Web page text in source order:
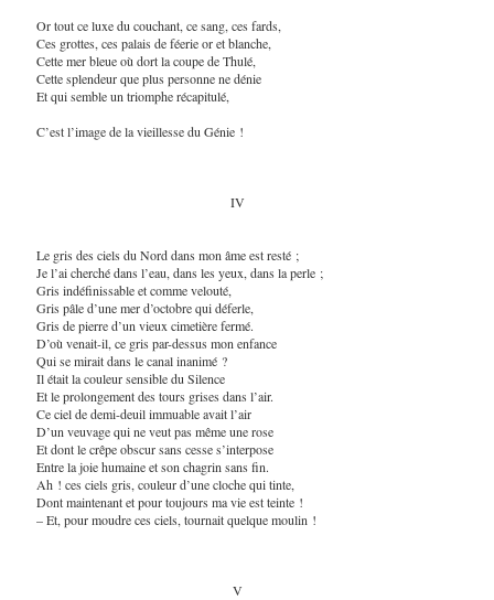
Or tout ce luxe du couchant, ce sang, ces fards,
Ces grottes, ces palais de féerie or et blanche,
Cette mer bleue où dort la coupe de Thulé,
Cette splendeur que plus personne ne dénie
Et qui semble un triomphe récapitulé,
C’est l’image de la vieillesse du Génie !
IV
Le gris des ciels du Nord dans mon âme est resté ;
Je l’ai cherché dans l’eau, dans les yeux, dans la perle ;
Gris indéfinissable et comme velouté,
Gris pâle d’une mer d’octobre qui déferle,
Gris de pierre d’un vieux cimetière fermé.
D’où venait-il, ce gris par-dessus mon enfance
Qui se mirait dans le canal inanimé ?
Il était la couleur sensible du Silence
Et le prolongement des tours grises dans l’air.
Ce ciel de demi-deuil immuable avait l’air
D’un veuvage qui ne veut pas même une rose
Et dont le crêpe obscur sans cesse s’interpose
Entre la joie humaine et son chagrin sans fin.
Ah ! ces ciels gris, couleur d’une cloche qui tinte,
Dont maintenant et pour toujours ma vie est teinte !
– Et, pour moudre ces ciels, tournait quelque moulin !
V